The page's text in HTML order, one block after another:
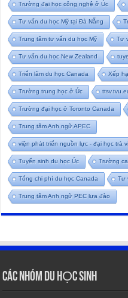
Trường đại học công nghệ ở Úc
Tư vấn du học Mỹ tại Đà Nẵng
Trung tâm tư vấn du học Mỹ Tư
Tư vấn du học New Zealand
Triển lãm du học Canada Xếp
Trường trung học ở Úc
Trường đại học ở Toronto Canada
Trung tâm Anh ngữ APEC
viện phát triển nguồn lực - đại học trà
Tuyển sinh du học Úc Trường
Tổng chi phí du học Canada Tư
Trung tâm Anh ngữ PEC lựa đào
CÁC NHÓM DU HỌC SINH